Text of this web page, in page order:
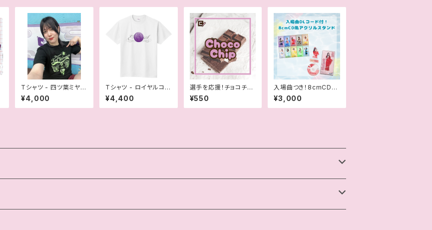
Tシャツ - 四ツ葉ミヤ
「Because I'm Cham
pion」！
¥4,000
Tシャツ - ロイヤルコイ
ン白（さくらえみ）
¥4,400
選手を応援！チョコチッ
プ
¥550
入場曲つき！8cmCD風
アクリルスタンド
¥3,000